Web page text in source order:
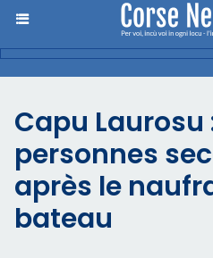
Capu Laurosu
personnes
après le
bateau